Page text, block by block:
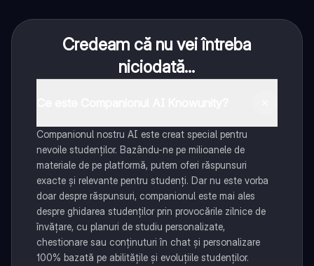
Credeam că nu vei întreba
niciodată...
Companionul nostru AI este creat special pentru
nevoile studenților. Bazându-ne pe milioanele de
materiale de pe platformă, putem oferi răspunsuri
exacte și relevante pentru studenți. Dar nu este vorba
doar despre răspunsuri, companionul este mai ales
despre ghidarea studenților prin provocările zilnice de
învățare, cu planuri de studiu personalizate,
chestionare sau conținuturi în chat și personalizare
100% bazată pe abilitățile și evoluțiile studenților.